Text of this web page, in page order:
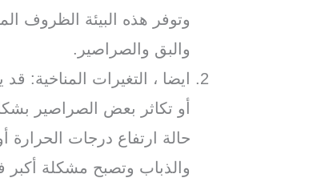
وتوفر هذه البيئة الظروف
والبق والصراصير.
ايضا ، التغيرات المناخية:
أو تكاثر بعض الصراصير
حالة ارتفاع درجات الحرارة
والذباب وتصبح مشكلة أكبر